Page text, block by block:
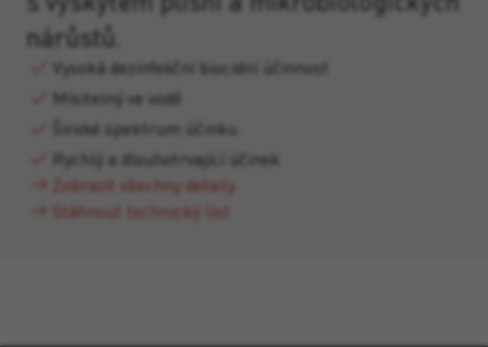
nárůstů.
Vysoká dezinfekční biocidní účinnost
Mísitelný ve vodě
Široké spektrum účinku
Rychlý a dlouhotrvající účinek
Zobrazit všechny detaily
Stáhnout technický list